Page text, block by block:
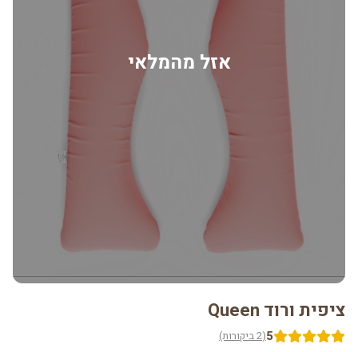
אזל מהמלאי
ציפית ורוד Queen
5(2 ביקורות)